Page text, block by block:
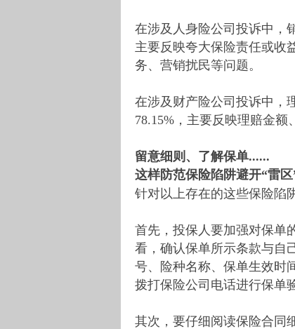
在涉及人身险公司投诉中，
主要反映夸大保险责任或收
务、营销扰民等问题。
在涉及财产险公司投诉中，
78.15%，主要反映理赔金额
留意细则、了解保单......
这样防范保险陷阱避开“雷区
针对以上存在的这些保险陷
首先，投保人要加强对保单
看，确认保单所示条款与自
号、险种名称、保单生效时
拨打保险公司电话进行保单
其次，要仔细阅读保险合同